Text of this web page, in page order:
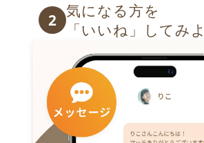
2 気になる方を
「いいね」してみ